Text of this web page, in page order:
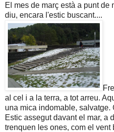
El mes de març està a punt de
diu, encara l'estic buscant....
al cel i a la terra, a tot arreu.
una mica indomable,
Estic assegut davant el mar, a
trenquen les ones, com el